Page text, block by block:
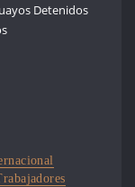
Detenidos